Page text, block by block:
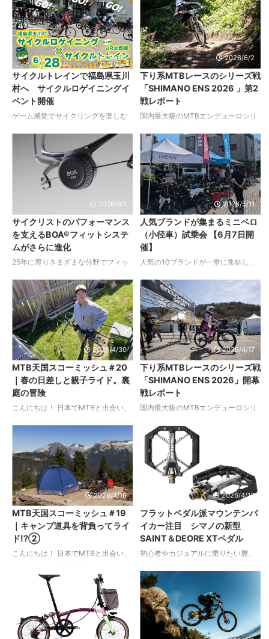
以下、リリースより。 カリフォルニ
ア発の ...
ンバイカーに選ばれてきたシマノの
上位グレード「DEORE XT」。 その
信頼性を継承しつつ、耐久性・変速
性能・操作性がさらに進化を遂げた
新型「DEORE XT M8200 メカニカ
ルドライブトレインコンポーネン
ト」が登場しました。 高度なパフォ
ーマンス、耐久性、そして最新のト
レイルテクノロジーを融合し、あら
ゆるライドでさらなる性能を求める
ます。 長年にわたりトレイル ...
る人、久しぶりにマウンテンバイク
を再開しようという人、改めてマウ
ンテンバイクのことを知りたい人……
そんな方々を応援する１冊の発行を
予定しています。 そこで、すでにマ
ウンテンバイクを楽しんでいるみな
さま、アンケートにご協力をお願い
します！ アンケートはこちらから
https://forms.gle/7bwMUDNTuPSEx
a8NA 締切：2026年6月21日（日）
る場合 ...
2026/6/9
サイクルトレインで福島県玉川
村へ サイクルロゲイニングイ
ベント開催
ゲーム感覚でサイクリングを楽しむ
2026年6月28日（日）に福島県玉川
村で開催されます。 サイクルロゲイ
ニングとは、あらかじめ設定された
チェックポイントを自転車で巡り、
得点を競う観光型ゲームです。 JR水
郡線で実施されるサイクルトレイン
能。 通常利用可能区間は上菅谷～磐
城守山、上菅谷～常陸太田ですが、
今回のイベントでは特別に郡山駅か
ら利用できます！ 申し込み締め切り
名のグループでも参加できるので、
仲間を誘っ ...
2026/6/2
下り系MTBレースのシリーズ戦
「SHIMANO ENS 2026 」第2
戦レポート
国内最大級のMTBエンデューロシリ
Series）」。 エンデューロとは、下
り基調のコースに複数のステージが
設定され、それぞれでタイムを計
測。全ステージの合計タイムで順位
を競うレースです。 各ステージをつ
なぐ区間（リエゾン）は主に自走で
移動し、次のステージのスタートに
間に合う必要があるため、下りのス
ピードはもちろん、タフさも重要な
ポイントとなります。 ここでは、
ENSのパートナーを務めるシマノに
す。 SHIMANO ENS 20 ...
2026/6/1
サイクリストのパフォーマンス
を支えるBOA®フィットシステ
ムがさらに進化
25年に渡りさまざまな分野でフィッ
自転車の分野でも、世界トップクラ
スのサイクリングブランドと連携
し、ヘルメットやシューズのフィッ
トシステムにおいて、サイクリスト
のパフォーマンス向上をサポート。
優れたフィットにより、ロードサイ
クリストやマウンテンバイカーのス
ピード、パワー伝達、エネルギー効
率、安定性、コントロール性の向上
を提供している。 BOA®のヒューマ
ンパフォーマンスフィットラボ
テムとBOA®搭 ...
2026/5/11
人気ブランドが集まるミニベロ
（小径車）試乗会 【6月7日開
催】
人気の10ブランドが一堂に集結し、
施。さらに、「ブランドグッズなど
が当たる抽選会」や、子ども向けの
「自転車教室」、ミニベロを使った
アクティビティなど、大人から子ど
もまで楽しめる内容が盛りだくさん
の1日です。 注目コンテンツ 【1】 人
気ブランドの最新モデル展示＆試乗
会（10:30〜16:00） 一流ミニベロブ
ランドの最新モデルを自由に見て、
乗って、比べられる！ 試乗会は各ブ
ランドテントで随時受付していま
iruka／BESV／VOTANI／bi ...
2026/4/30
MTB天国スコーミッシュ＃20
｜春の日差しと親子ライド。裏
庭の冒険
こんにちは！ 日本でMTBと出会い、
る寺井杏雛（あんじゅ）です。 今回
は、春の気持ち良い日差しの中スコ
ーミッシュ在住親子との裏庭ライド
の様子です！ 1. 冬の終わり。ライド
支度の春。 スコーミッシュの冬は、
以前紹介した通り雨が続きあまりラ
イドシーズンではありません。もち
ろん冬の雨の中乗るというライダー
もいますが、多くのライダーはウィ
ンタースポーツを楽しむか、数ヶ月
りのライダーに倣い冬の間はライド
をお休みし、 ...
2026/4/17
下り系MTBレースのシリーズ戦
「SHIMANO ENS 2026」開幕
戦レポート
国内最大級のMTBエンデューロシリ
Series）」。 その開幕戦が4月11
日・12日に長野県の富士見高原リゾ
ートスキー場で行われました。 エン
デューロとは、下り基調のコースに
複数のステージが設定され、それぞ
れでタイムを計測。全ステージの合
計タイムで順位を競います。 各ステ
ージの移動区間（主に上りコース）
でのタイム計測は行われないもの
の、指定時間に移動する必要があり
ます。 ここでは、ENSのパートナー
ートをお届けします。 202 ...
2026/4/16
MTB天国スコーミッシュ＃19
｜キャンプ道具を背負ってライ
ド!?②
こんにちは！ 日本でMTBと出会い、
ュにて日々トレイルに繰り出してい
る寺井杏雛（あんじゅ）です。 今回
は、秋晴れの気持ち良い日に、キャ
ンプ道具を背負ってMTBで山の上を
目指す、ワクワクの冒険・後編で
2026/4/13
フラットペダル派マウンテンバ
イカー注目 シマノの新型
SAINT＆DEORE XTペダル
初心者やカジュアルに乗りたい層、
ダーや下り系ライダーまで、幅広い
マウンテンバイカーに支持されるフ
ラットペダル。 トレイルライドから
下り系競技まで、シーンを問わず愛
用されています。 そんなフラットペ